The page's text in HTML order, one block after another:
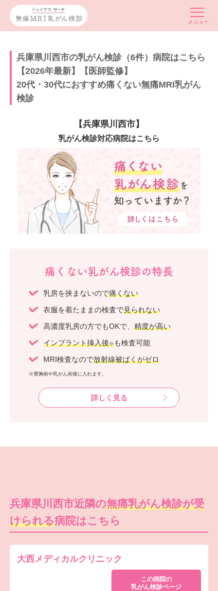
兵庫県川西市の乳がん検診（6件）病院はこちら
【2026年最新】【医師監修】
20代・30代におすすめ痛くない無痛MRI乳がん
検診
【兵庫県川西市】
乳がん検診対応病院はこちら
痛くない乳がん検診の特長
乳房を挟まないので痛くない
衣服を着たままの検査で見られない
高濃度乳房の方でもOKで、 精度が高い
インプラント挿入後※ も検査可能
MRI検査なので放射線被ばくがゼロ
※豊胸術や乳がん術後に入れます。
詳しく見る
兵庫県川西市近隣の無痛乳がん検診が受
けられる病院はこちら
大西メディカルクリニック
この病院の
乳がん検診ページ